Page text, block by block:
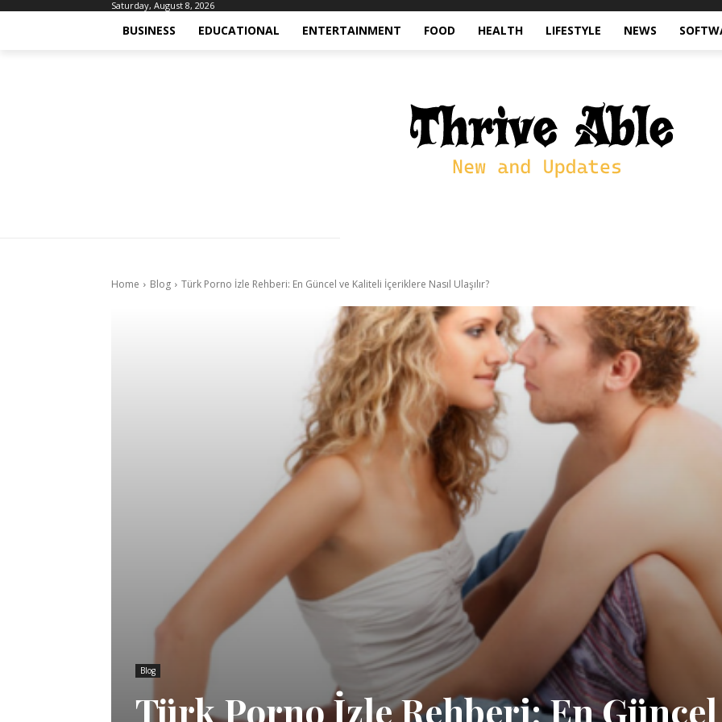
Saturday, August 8, 2026
BUSINESS EDUCATIONAL ENTERTAINMENT FOOD HEALTH LIFESTYLE NEWS
Home Blog Türk Porno İzle Rehberi: En Güncel ve Kaliteli İçeriklere Nasıl Ulaşılır?
Blog
Türk Porno İzle Rehberi: En Güncel